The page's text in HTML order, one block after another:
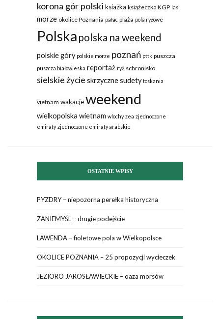
korona gór polski ksiażka książeczka KGP las
morze okolice Poznania pałac plaża pola ryżowe
Polska polska na weekend
polskie góry polskie morze poznań pttk puszcza
puszcza białowieska reportaż ryż schronisko
sielskie życie skrzycznesudety toskania
vietnam wakacjeweekend
wielkopolska wietnam wlochy zea zjednoczone
emiraty zjednoczone emiraty arabskie
OSTATNIE WPISY
PYZDRY – niepozorna perełka historyczna
ZANIEMYŚL – drugie podejście
LAWENDA – fioletowe pola w Wielkopolsce
OKOLICE POZNANIA – 25 propozycji wycieczek
JEZIORO JAROSŁAWIECKIE – oaza morsów